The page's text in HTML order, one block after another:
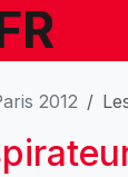
2012